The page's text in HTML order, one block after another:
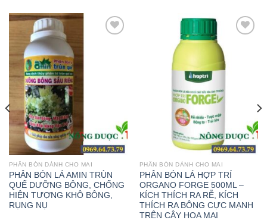
PHÂN BÓN DÀNH CHO MAI
PHÂN BÓN LÁ AMIN TRÙN
QUẾ DƯỠNG BÔNG, CHỐNG
HIỆN TƯỢNG KHÔ BÔNG,
RỤNG NỤ
PHÂN BÓN DÀNH CHO MAI
PHÂN BÓN LÁ HỢP TRÍ
ORGANO FORGE 500ML –
KÍCH THÍCH RA RỄ, KÍCH
THÍCH RA BÔNG CỰC MẠNH
TRÊN CÂY HOA MAI